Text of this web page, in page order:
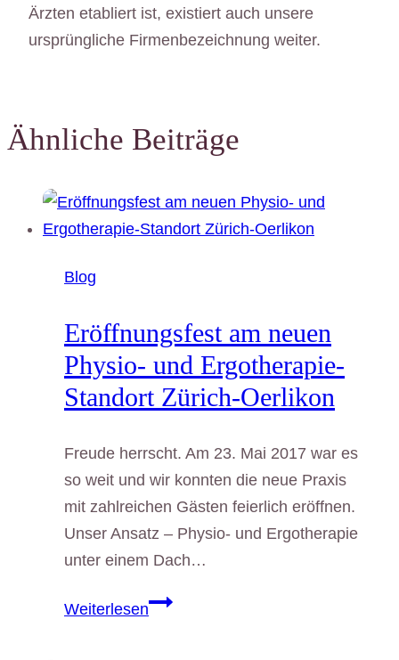
Ärzten etabliert ist, existiert auch unsere
ursprüngliche Firmenbezeichnung weiter.
Ähnliche Beiträge
Blog
Eröffnungsfest am neuen
Physio- und Ergotherapie-
Standort Zürich-Oerlikon
Freude herrscht. Am 23. Mai 2017 war es
so weit und wir konnten die neue Praxis
mit zahlreichen Gästen feierlich eröffnen.
Unser Ansatz – Physio- und Ergotherapie
unter einem Dach…
WeiterlesenEröffnungsfest